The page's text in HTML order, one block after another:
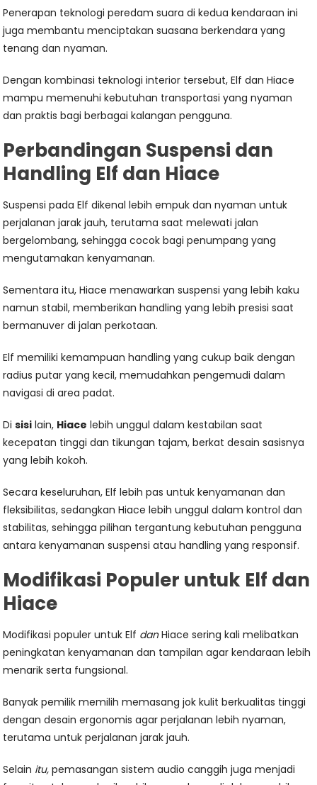
Penerapan teknologi peredam suara di kedua kendaraan ini
juga membantu menciptakan suasana berkendara yang
tenang dan nyaman.
Dengan kombinasi teknologi interior tersebut, Elf dan Hiace
mampu memenuhi kebutuhan transportasi yang nyaman
dan praktis bagi berbagai kalangan pengguna.
Perbandingan Suspensi dan
Handling Elf dan Hiace
Suspensi pada Elf dikenal lebih empuk dan nyaman untuk
perjalanan jarak jauh, terutama saat melewati jalan
bergelombang, sehingga cocok bagi penumpang yang
mengutamakan kenyamanan.
Sementara itu, Hiace menawarkan suspensi yang lebih kaku
namun stabil, memberikan handling yang lebih presisi saat
bermanuver di jalan perkotaan.
Elf memiliki kemampuan handling yang cukup baik dengan
radius putar yang kecil, memudahkan pengemudi dalam
navigasi di area padat.
Disisi lain, Hiace lebih unggul dalam kestabilan saat
kecepatan tinggi dan tikungan tajam, berkat desain sasisnya
yang lebih kokoh.
Secara keseluruhan, Elf lebih pas untuk kenyamanan dan
fleksibilitas, sedangkan Hiace lebih unggul dalam kontrol dan
stabilitas, sehingga pilihan tergantung kebutuhan pengguna
antara kenyamanan suspensi atau handling yang responsif.
Modifikasi Populer untuk Elf dan
Hiace
Modifikasi populer untuk Elf danHiace sering kali melibatkan
peningkatan kenyamanan dan tampilan agar kendaraan lebih
menarik serta fungsional.
Banyak pemilik memilih memasang jok kulit berkualitas tinggi
dengan desain ergonomis agar perjalanan lebih nyaman,
terutama untuk perjalanan jarak jauh.
Selain itu, pemasangan sistem audio canggih juga menjadi